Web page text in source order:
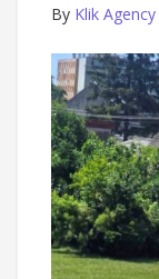
By Klik Agency